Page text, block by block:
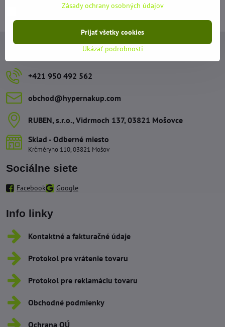
Chcem sa prihlásiť k odberu noviniek e-mailom
+421 950 492 562
obchod​@hypernakup​.com
RUBEN, s​.r​.o​., Vidrmoch 137, 03821 Mošovce
Sklad - Odberné miesto
Krčméryho 110, 03821 Mošov
Sociálne siete
Facebook Google
Info linky
Kontaktné a fakturačné údaje
Protokol pre vrátenie tovaru
Protokol pre reklamáciu tovaru
Obchodné podmienky
Ochrana OÚ
Zásady ochrany osobných údajov
Ukázať podrobnosti
Prijať všetky cookies